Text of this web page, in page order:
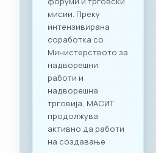
грчки ИКТ компании
кои доаѓаат во
Скопје со цел
воспоставување
конкретна деловна
соработка.
конципиран да
поттикне не само
соработка во
рамки на
технолошкиот